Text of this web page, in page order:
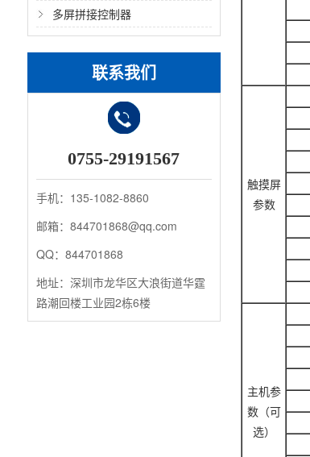
多屏拼接控制器
联系我们
0755-29191567
手机：135-1082-8860
邮箱：844701868@qq.com
QQ：844701868
地址：深圳市龙华区大浪街道华霆
路潮回楼工业园2栋6楼
触摸屏
参数
主机参
数（可
选）